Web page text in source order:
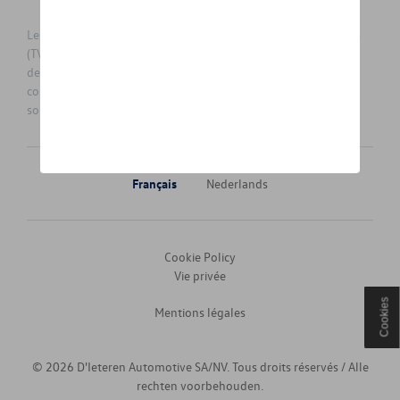
Les prix affichés sur le présent site sont des prix recommandés
(TVAc), hors éventuels frais de montage. Pour connaitre le prix
de vente actuel et les éventuels frais de montage, veuillez
contacter votre concessionnaire/agent. Les prix recommandés
sont sujets à des changements sans préavis.
Mentions légales
Cookie Policy
Vie privée
Français Nederlands
© 2026 D'Ieteren Automotive SA/NV. Tous droits réservés / Alle
rechten voorbehouden.
Cookies